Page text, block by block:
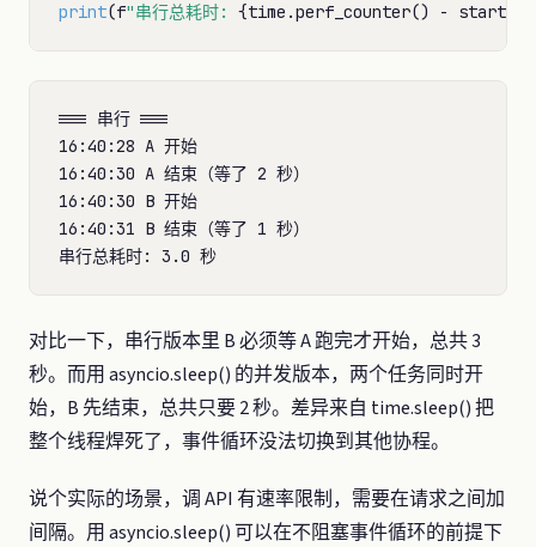
print(f"串行总耗时: {time.perf_counter() -
=== 串行 ===
16:40:28 A 开始
16:40:30 A 结束（等了 2 秒）
16:40:30 B 开始
16:40:31 B 结束（等了 1 秒）
对比一下，串行版本里 B 必须等 A 跑完才开始，总共 3
秒。而用 asyncio.sleep() 的并发版本，两个任务同时开
始，B 先结束，总共只要 2 秒。差异来自 time.sleep() 把
整个线程焊死了，事件循环没法切换到其他协程。
说个实际的场景，调 API 有速率限制，需要在请求之间加
间隔。用 asyncio.sleep() 可以在不阻塞事件循环的前提下